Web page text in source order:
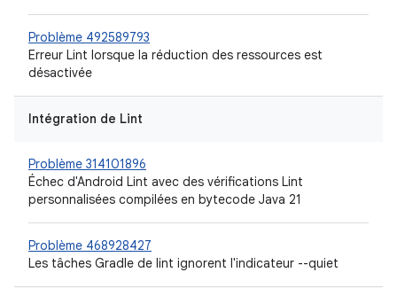
Problème 492589793
Erreur Lint lorsque la réduction des ressources est
désactivée
Intégration de Lint
Problème 314101896
Échec d'Android Lint avec des vérifications Lint
personnalisées compilées en bytecode Java 21
Problème 468928427
Les tâches Gradle de lint ignorent l'indicateur --quiet